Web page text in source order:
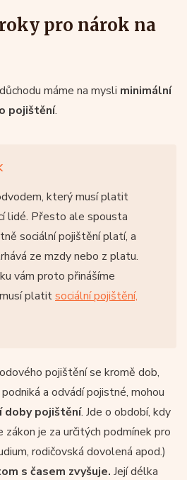
pro nárok na
máme na mysli minimální
pojištění.
který musí platit
lidé. Přesto ale spousta
sociální pojištění platí, a
ze mzdy nebo z platu.
vám proto přinášíme
platitsociální pojištění,
pojištění se kromě dob,
a odvádí pojistné, mohou
doby pojištění. Jde o období, kdy
je za určitých podmínek pro
rodičovská dovolená apod.)
s časem zvyšuje. Její délka